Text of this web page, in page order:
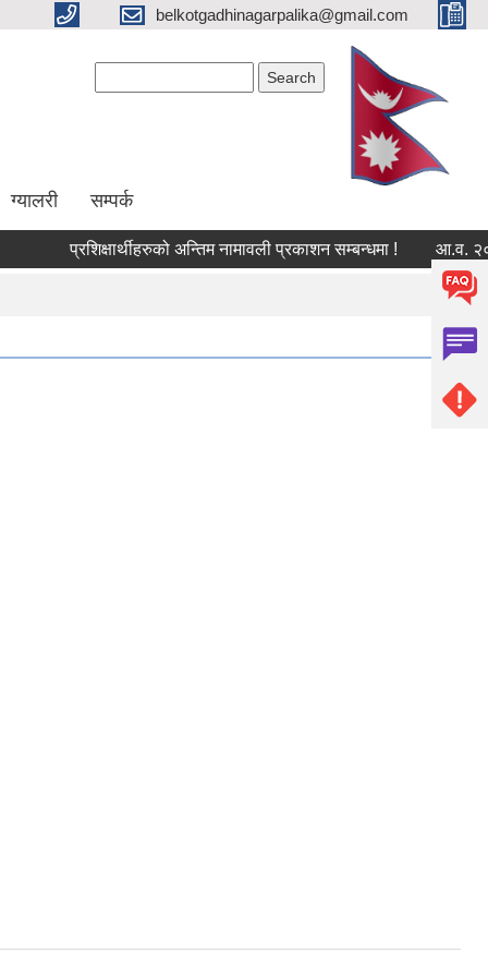
belkotgadhinagarpalika@gmail.com
ग्यालरी सम्पर्क
प्रशिक्षार्थीहरुको अन्तिम नामावली प्रकाशन सम्बन्धमा ! आ.व. २०८३/८४